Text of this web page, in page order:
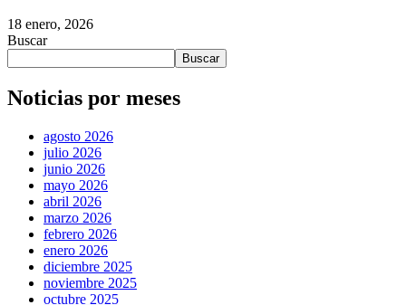
18 enero, 2026
Buscar
Buscar
Noticias por meses
agosto 2026
julio 2026
junio 2026
mayo 2026
abril 2026
marzo 2026
febrero 2026
enero 2026
diciembre 2025
noviembre 2025
octubre 2025